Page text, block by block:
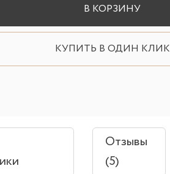
В КОРЗИНУ
КУПИТЬ В ОДИН КЛИК
Отзывы
(5)